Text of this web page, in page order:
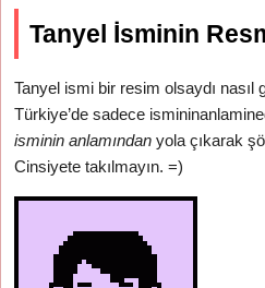
Tanyel İsminin
Tanyel ismi bir resim olsaydı nasıl
Türkiye’de sadece
isminin anlamından yola çıkarak
Cinsiyete takılmayın. =)